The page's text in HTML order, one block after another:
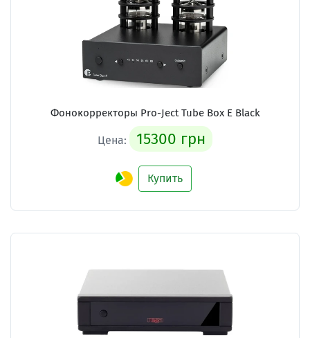
Фонокорректоры Pro-Ject Tube Box E Black
Цена: 15300 грн
Купить